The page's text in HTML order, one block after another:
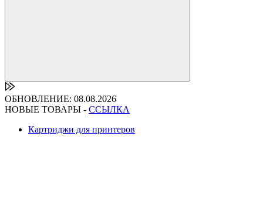
ОБНОВЛЕНИЕ: 08.08.2026
НОВЫЕ ТОВАРЫ - ССЫЛКА
Картриджи для принтеров